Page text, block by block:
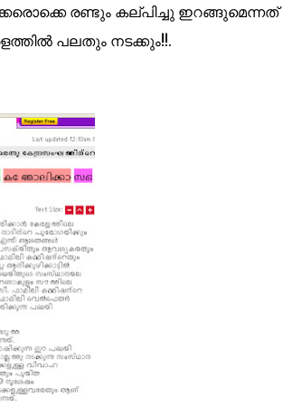
രണ്ടും കല്പിച്ചു ഇറങ്ങുമെന്നത്
പലതും നടക്കും!!.